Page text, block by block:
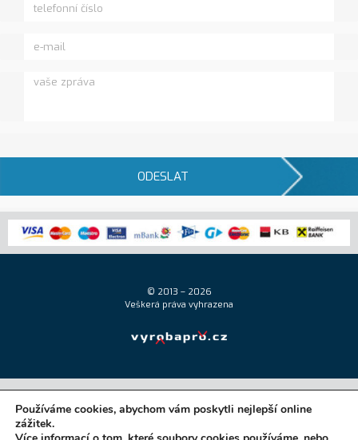
ODESLAT
© 2013 – 2026
Veškerá práva vyhrazena
Používáme cookies, abychom vám poskytli nejlepší online
zážitek.